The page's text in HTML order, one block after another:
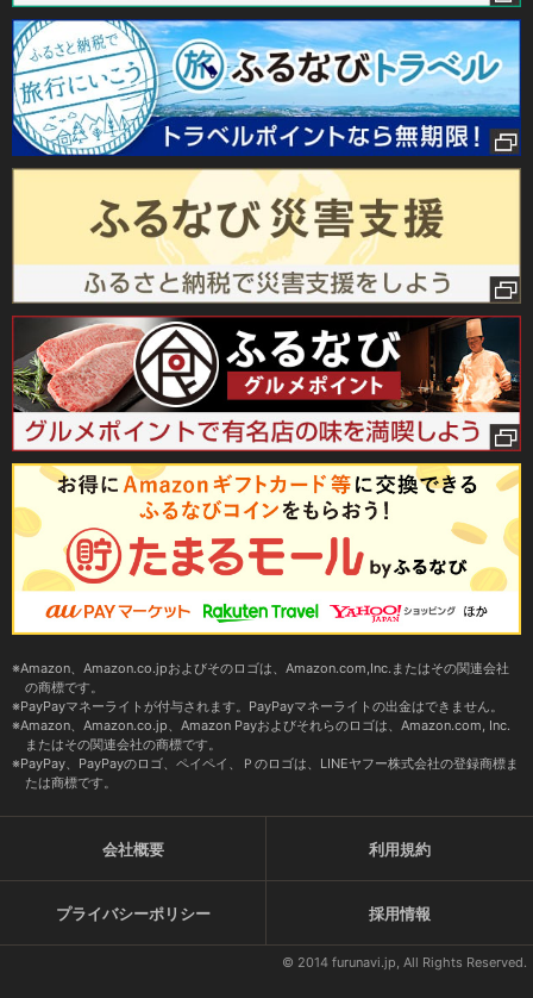
Amazon、Amazon.co.jpおよびそのロゴは、Amazon.com,Inc.またはその関連会社
の商標です。
PayPayマネーライトが付与されます。PayPayマネーライトの出金はできません。
Amazon、Amazon.co.jp、Amazon Payおよびそれらのロゴは、Amazon.com, Inc.
またはその関連会社の商標です。
PayPay、PayPayのロゴ、ペイペイ、Ｐのロゴは、LINEヤフー株式会社の登録商標ま
たは商標です。
会社概要 利用規約
プライバシーポリシー 採用情報
© 2014 furunavi.jp, All Rights Reserved.